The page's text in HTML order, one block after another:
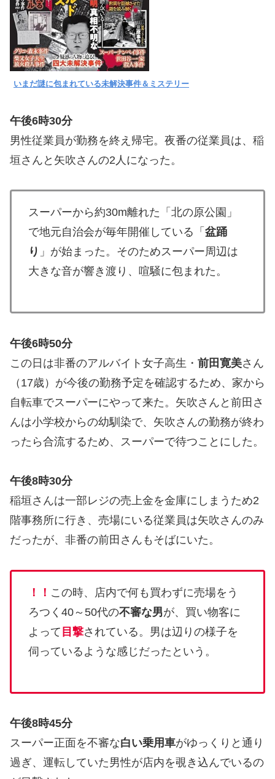
いまだ謎に包まれている未解決事件＆ミステリー
午後6時30分
男性従業員が勤務を終え帰宅。夜番の従業員は、稲
垣さんと矢吹さんの2人になった。
スーパーから約30m離れた「北の原公園」
で地元自治会が毎年開催している「 盆踊
り 」が始まった。そのためスーパー周辺は
大きな音が響き渡り、喧騒に包まれた。
午後6時50分
この日は非番のアルバイト女子高生・ 前田寛美さん
（17歳）が今後の勤務予定を確認するため、家から
自転車でスーパーにやって来た。矢吹さんと前田さ
んは小学校からの幼馴染で、矢吹さんの勤務が終わ
ったら合流するため、スーパーで待つことにした。
午後8時30分
稲垣さんは一部レジの売上金を金庫にしまうため2
階事務所に行き、売場にいる従業員は矢吹さんのみ
だったが、非番の前田さんもそばにいた。
！！ この時、店内で何も買わずに売場をう
ろつく40～50代の不審な男が、買い物客に
よって 目撃されている。男は辺りの様子を
伺っているような感じだったという。
午後8時45分
スーパー正面を不審な白い乗用車がゆっくりと通り
過ぎ、運転していた男性が店内を覗き込んでいるの